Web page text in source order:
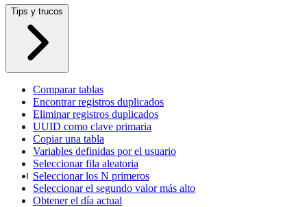
Tips y trucos
Comparar tablas
Encontrar registros duplicados
Eliminar registros duplicados
UUID como clave primaria
Copiar una tabla
Variables definidas por el usuario
Seleccionar fila aleatoria
Seleccionar los N primeros
Seleccionar el segundo valor más alto
Obtener el día actual